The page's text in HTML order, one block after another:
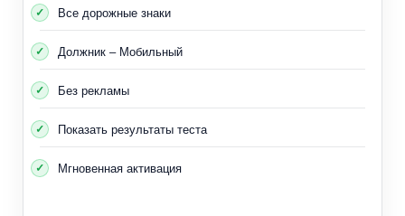
Все дорожные знаки
Должник – Мобильный
Без рекламы
Показать результаты теста
Мгновенная активация